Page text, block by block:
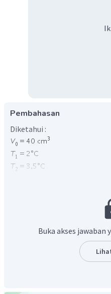
Pembahasan
Diketahui :
Pemuaian zat cair (Anomali
akan mengalami
Pada soal suhu air berubah
Buka akses